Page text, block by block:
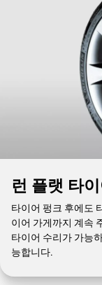
런 플랫 타
타이어 펑크 후에도
이어 가게까지 계속
타이어 수리가 가능
능합니다.